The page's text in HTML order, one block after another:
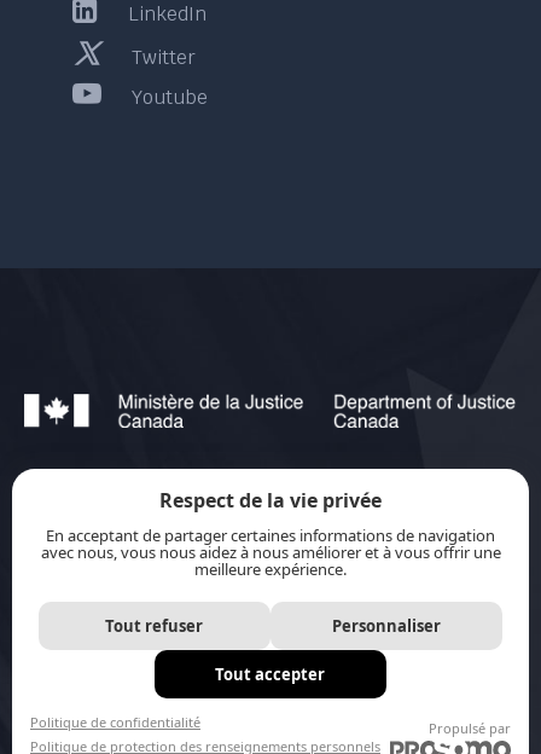
LinkedIn
Twitter
Youtube
jurisource.ca est financé par le ministère de la
Justice du Canada dans le cadre duPlan
d’action pour les langues officielles 2023-2028 :
Protection-promotion-collaboration.
Distantia
Respect de la vie privée
En acceptant de partager certaines informations de navigation
avec nous, vous nous aidez à nous améliorer et à vous offrir une
meilleure expérience.
Tout refuser Personnaliser
Tout accepter
Politique de confidentialité
Politique de protection des renseignements personnels
Propulsé par